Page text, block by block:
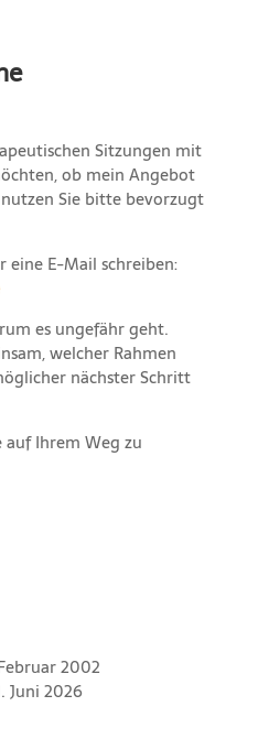
Sitzungen mit
ob mein Angebot
Sie bitte bevorzugt
E-Mail schreiben:
es ungefähr geht.
welcher Rahmen
nächster Schritt
auf Ihrem Weg zu
2002
Juni 2026